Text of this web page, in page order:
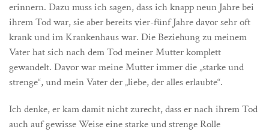
erinnern. Dazu muss ich sagen, dass ich knapp neun Jahre bei
ihrem Tod war, sie aber bereits vier-fünf Jahre davor sehr oft
krank und im Krankenhaus war. Die Beziehung zu meinem
Vater hat sich nach dem Tod meiner Mutter komplett
gewandelt. Davor war meine Mutter immer die „starke und
strenge“, und mein Vater der „liebe, der alles erlaubte“.
Ich denke, er kam damit nicht zurecht, dass er nach ihrem Tod
auch auf gewisse Weise eine starke und strenge Rolle